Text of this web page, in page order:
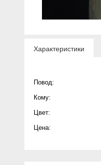
Характеристики
Повод:
Кому:
Цвет:
Цена: